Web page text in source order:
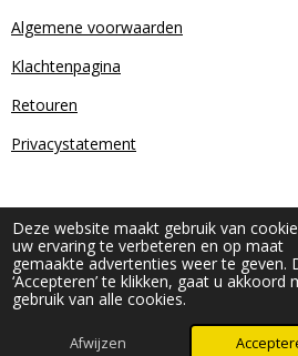
Deze website maakt gebruik van
uw ervaring te verbeteren en op maat
gemaakte advertenties weer te geven.
‘Accepteren’ te klikken, gaat u akkoord
gebruik van alle cookies.
Afwijzen
Algemene voorwaarden
Klachtenpagina
Retouren
Privacystatement
© 2024 - 2026 Beauty & More by Robyn
WhatsApp